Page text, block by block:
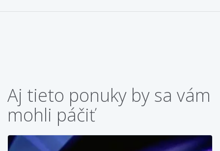
Aj tieto ponuky by sa vám
mohli páčiť